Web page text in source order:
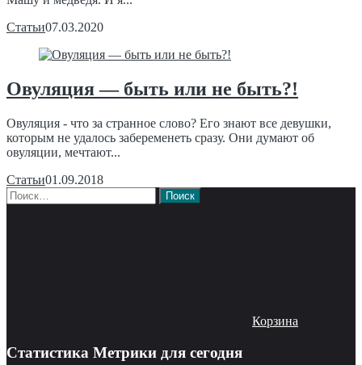
Статьи07.03.2020
Овуляция — быть или не быть?!
Овуляция - что за странное слово? Его знают все девушки,
которым не удалось забеременеть сразу. Они думают об
овуляции, мечтают...
Статьи01.09.2018
Найти:
Корзина
Статистика Метрики для сегодня